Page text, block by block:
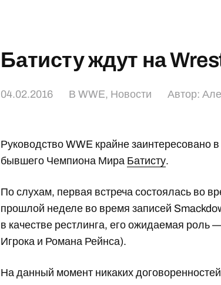
Батисту ждут на
04.02.2016 ВWWE, Новости Автор:
Руководство WWE крайне заинтересовано
бывшего Чемпиона Мира Батисту.
По слухам, первая встреча состоялась во
прошлой неделе во время записей
в качестве рестлинга, его ожидаемая роль
Игрока и Романа Рейнса).
На данный момент никаких договоренностей